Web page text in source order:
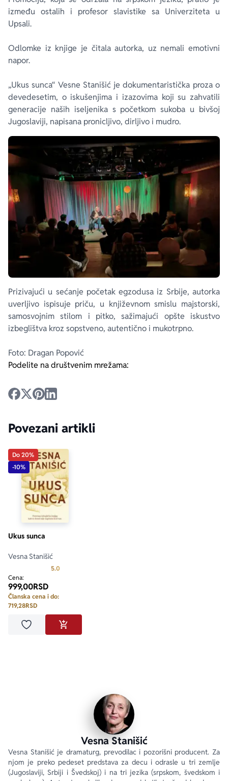
između ostalih i profesor slavistike sa Univerziteta u
Upsali.
Odlomke iz knjige je čitala autorka, uz nemali emotivni
napor.
„Ukus sunca“ Vesne Stanišić je dokumentaristička proza o
devedesetim, o iskušenjima i izazovima koji su zahvatili
generacije naših iseljenika s početkom sukoba u bivšoj
Jugoslaviji, napisana pronicljivo, dirljivo i mudro.
Prizivajući u sećanje početak egzodusa iz Srbije, autorka
uverljivo ispisuje priču, u književnom smislu majstorski,
samosvojnim stilom i pitko, sažimajući opšte iskustvo
izbeglištva kroz sopstveno, autentično i mukotrpno.
Foto: Dragan Popović
Podelite na društvenim mrežama:
Povezani artikli
Do 20%
-10%
Ukus sunca
Vesna Stanišić
5.0
Cena:
999,00RSD
Članska cena i do:
719,28RSD
Dodaj u omiljeneDODAJ U KORPU
Vesna Stanišić
Vesna Stanišić je dramaturg, prevodilac i pozorišni producent. Za
njom je preko pedeset predstava za decu i odrasle u tri zemlje
(Jugoslaviji, Srbiji i Švedskoj) i na tri jezika (srpskom, švedskom i